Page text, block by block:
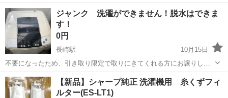
機付き洗濯機に移行してしまい、その後も使用する予定がないので、
どなたか必要な方がいましたら、よろしくお願い致します。色は4枚目
長崎 西彼杵郡 道ノ尾駅 生活家電
ジャンク 洗濯ができません！脱水はできま
す！
0円
長崎駅
10月15日
不要になったため、引き取り限定で取りにきてくれる方にお譲りしま
す。 10月24日に処分する予定です。 宜しくお願いします。
長崎 長崎市 長崎駅 生活家電 ジャンク
【新品】シャープ純正 洗濯機用 糸くずフィ
ルター(ES-LT1)